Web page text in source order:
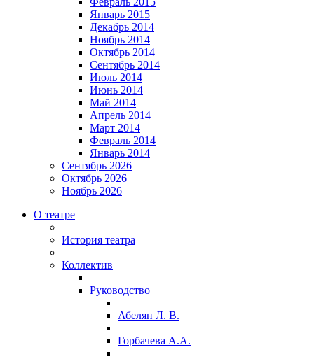
Январь 2015
Декабрь 2014
Ноябрь 2014
Октябрь 2014
Сентябрь 2014
Июль 2014
Июнь 2014
Май 2014
Апрель 2014
Март 2014
Февраль 2014
Январь 2014
Сентябрь 2026
Октябрь 2026
Ноябрь 2026
О театре
История театра
Коллектив
Руководство
Абелян Л. В.
Горбачева А.А.